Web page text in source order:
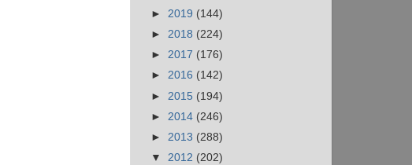
► 2019 (144)
► 2018 (224)
► 2017 (176)
► 2016 (142)
► 2015 (194)
► 2014 (246)
► 2013 (288)
▼ 2012 (202)